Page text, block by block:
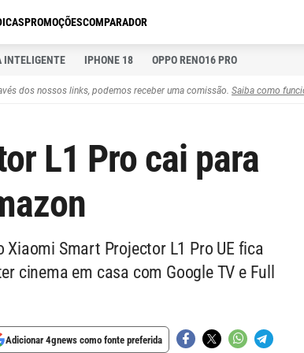
PROMOÇÕESCOMPARADOR
INTELIGENTE IPHONE 18 OPPO RENO16 PRO
dos nossos links, podemos receber uma comissão. Saiba como
L1 Pro cai para
Xiaomi Smart Projector L1 Pro UE fica
cinema em casa com Google TV e Full
Adicionar 4gnews como fonte preferida